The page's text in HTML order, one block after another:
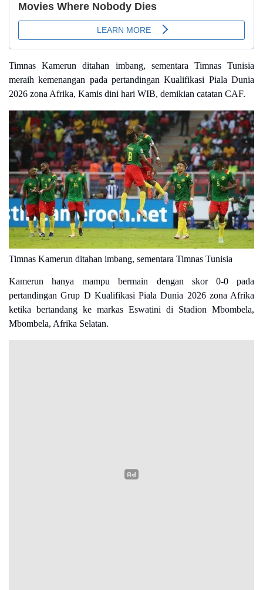
Timnas Kamerun ditahan imbang, sementara Timnas Tunisia
meraih kemenangan pada pertandingan Kualifikasi Piala Dunia
2026 zona Afrika, Kamis dini hari WIB, demikian catatan CAF.
Timnas Kamerun ditahan imbang, sementara Timnas Tunisia
Kamerun hanya mampu bermain dengan skor 0-0 pada
pertandingan Grup D Kualifikasi Piala Dunia 2026 zona Afrika
ketika bertandang ke markas Eswatini di Stadion Mbombela,
Mbombela, Afrika Selatan.